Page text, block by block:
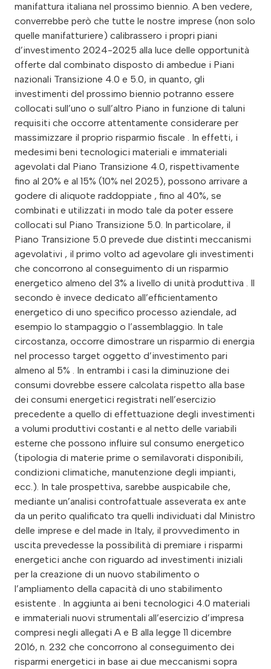
manifattura italiana nel prossimo biennio. A ben vedere,
converrebbe però che tutte le nostre imprese (non solo
quelle manifatturiere) calibrassero i propri piani
d’investimento 2024-2025 alla luce delle opportunità
offerte dal combinato disposto di ambedue i Piani
nazionali Transizione 4.0 e 5.0, in quanto, gli
investimenti del prossimo biennio potranno essere
collocati sull’uno o sull’altro Piano in funzione di taluni
requisiti che occorre attentamente considerare per
massimizzare il proprio risparmio fiscale . In effetti, i
medesimi beni tecnologici materiali e immateriali
agevolati dal Piano Transizione 4.0, rispettivamente
fino al 20% e al 15% (10% nel 2025), possono arrivare a
godere di aliquote raddoppiate , fino al 40%, se
combinati e utilizzati in modo tale da poter essere
collocati sul Piano Transizione 5.0. In particolare, il
Piano Transizione 5.0 prevede due distinti meccanismi
agevolativi , il primo volto ad agevolare gli investimenti
che concorrono al conseguimento di un risparmio
energetico almeno del 3% a livello di unità produttiva . Il
secondo è invece dedicato all’efficientamento
energetico di uno specifico processo aziendale, ad
esempio lo stampaggio o l’assemblaggio. In tale
circostanza, occorre dimostrare un risparmio di energia
nel processo target oggetto d’investimento pari
almeno al 5% . In entrambi i casi la diminuzione dei
consumi dovrebbe essere calcolata rispetto alla base
dei consumi energetici registrati nell’esercizio
precedente a quello di effettuazione degli investimenti
a volumi produttivi costanti e al netto delle variabili
esterne che possono influire sul consumo energetico
(tipologia di materie prime o semilavorati disponibili,
condizioni climatiche, manutenzione degli impianti,
ecc.). In tale prospettiva, sarebbe auspicabile che,
mediante un’analisi controfattuale asseverata ex ante
da un perito qualificato tra quelli individuati dal Ministro
delle imprese e del made in Italy, il provvedimento in
uscita prevedesse la possibilità di premiare i risparmi
energetici anche con riguardo ad investimenti iniziali
per la creazione di un nuovo stabilimento o
l’ampliamento della capacità di uno stabilimento
esistente . In aggiunta ai beni tecnologici 4.0 materiali
e immateriali nuovi strumentali all’esercizio d’impresa
compresi negli allegati A e B alla legge 11 dicembre
2016, n. 232 che concorrono al conseguimento dei
risparmi energetici in base ai due meccanismi sopra